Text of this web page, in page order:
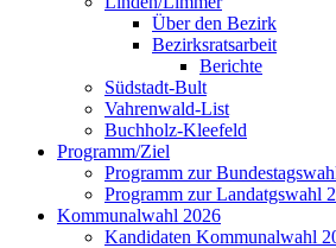
Über den Bezirk
Bezirksratsarbeit
Berichte
Südstadt-Bult
Vahrenwald-List
Buchholz-Kleefeld
Programm/Ziel
Programm zur
Programm zur Landatgswahl
Kommunalwahl 2026
Kandidaten Kommunalwahl